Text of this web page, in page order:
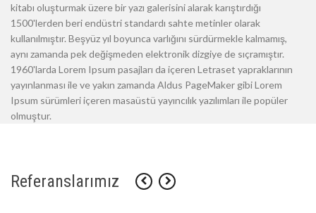
kitabı oluşturmak üzere bir yazı galerisini alarak karıştırdığı
1500'lerden beri endüstri standardı sahte metinler olarak
kullanılmıştır. Beşyüz yıl boyunca varlığını sürdürmekle kalmamış,
aynı zamanda pek değişmeden elektronik dizgiye de sıçramıştır.
1960'larda Lorem Ipsum pasajları da içeren Letraset yapraklarının
yayınlanması ile ve yakın zamanda Aldus PageMaker gibi Lorem
Ipsum sürümleri içeren masaüstü yayıncılık yazılımları ile popüler
olmuştur.
Referanslarımız